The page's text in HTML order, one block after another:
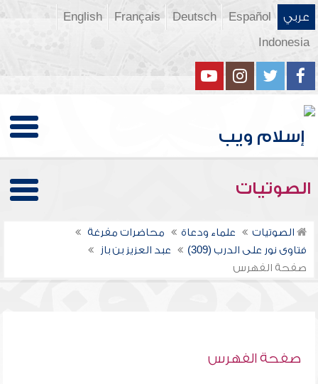
عربي Español
Deutsch
Français
English
Indonesia
الصوتيات
الصوتيات علماء ودعاة
محاضرات مفرغة
فتاوى نور على الدرب (309)
عبد العزيز بن باز
صفحة الفهرس
صفحة الفهرس